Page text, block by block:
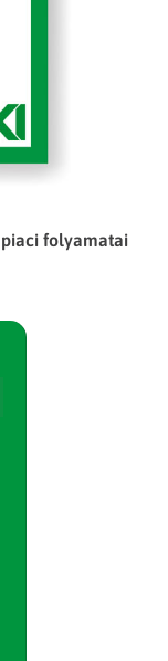
folyamatai